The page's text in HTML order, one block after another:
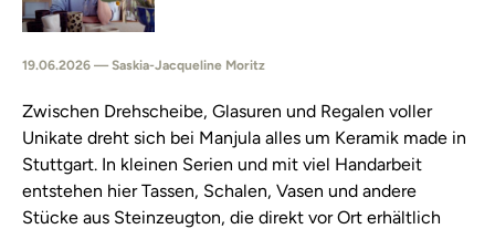
19.06.2026 — Saskia-Jacqueline Moritz
Zwischen Drehscheibe, Glasuren und Regalen voller
Unikate dreht sich bei Manjula alles um Keramik made in
Stuttgart. In kleinen Serien und mit viel Handarbeit
entstehen hier Tassen, Schalen, Vasen und andere
Stücke aus Steinzeugton, die direkt vor Ort erhältlich